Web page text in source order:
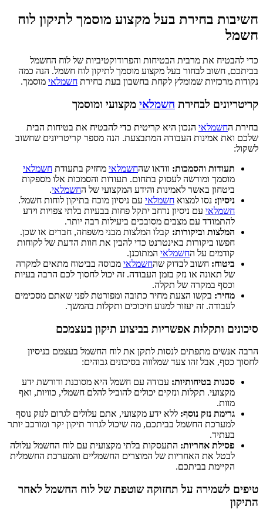
חשיבות בחירת בעל מקצוע מוסמך לתיקון לוח
חשמל
כדי להבטיח את מרבית הבטיחות והפרודוקטיביות של לוח החשמל
בביתכם, חשוב לבחור בעל מקצוע מוסמך לתיקון לוח חשמל. הנה כמה
נקודות מרכזיות שמומלץ לקחת בחשבון בעת בחירת חשמלאי מוסמך.
קריטריונים לבחירת חשמלאי מקצועי ומוסמך
בחירת החשמלאי הנכון היא קריטית כדי להבטיח את בטיחות הבית
שלכם ואת אמינות העבודה המתבצעת. הנה מספר קריטריונים שחשוב
לשקול:
תעודות והסמכות: וודאו שהחשמלאי מחזיק בתעודת חשמלאי
מוסמך ומורשה לעסוק בתחום. תעודות והסמכות אלו מספקות
ביטחון באשר לאמינות והידע המקצועי של החשמלאי.
ניסיון: נסו למצוא חשמלאי עם ניסיון מוכח בתיקון לוחות חשמל.
חשמלאי עם ניסיון נרחב יתקל פחות בבעיות בלתי צפויות וידע
להתמודד עם מצבים מסובכים ביעילות רבה יותר.
המלצות וביקורות: קבלו המלצות מבני משפחה, חברים או שכן.
חפשו ביקורות באינטרנט כדי להבין את חוות הדעת של לקוחות
קודמים על החשמלאי המתוכנן.
ביטוח: חשוב לבדוק שהחשמלאי מכוסה בביטוח מתאים למקרה
של תאונה או נזק בזמן העבודה. זה יכול לחסוך לכם הרבה בעיות
וכסף במקרה של תקלה.
מחיר: בקשו הצעת מחיר כתובה ומפורטת לפני שאתם מסכימים
לעבודה. זה יעזור למנוע חיכוכים ותקלות בהמשך.
סיכונים ותקלות אפשריות בביצוע תיקון בעצמכם
הרבה אנשים מתפתים לנסות לתקן את לוח החשמל בעצמם בניסיון
לחסוך כסף, אבל זהו צעד שמלווה בסיכונים גבוהים:
סכנות בטיחותיות: עבודה עם חשמל היא מסוכנת ודורשת ידע
מקצועי. תקלות ונזקים יכולים להוביל להלם חשמלי, כוויות, ואף
מוות.
גרימת נזק נוסף: ללא ידע מקצועי, אתם עלולים לגרום לנזק נוסף
למערכת החשמל בביתכם, מה שיכול לגרור תיקון יקר ומורכב יותר
בעתיד.
פסילת אחריות: התעסקות בלתי מקצועית עם לוח החשמל עלולה
לבטל את האחריות של המוצרים החשמליים והמערכת החשמלית
הקיימת בביתכם.
טיפים לשמירה על תחזוקה שוטפת של לוח החשמל לאחר
התיקון